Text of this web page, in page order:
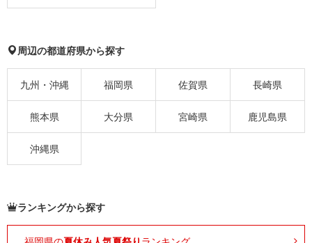
周辺の都道府県から探す
九州・沖縄 福岡県 佐賀県 長崎県
熊本県 大分県 宮崎県 鹿児島県
沖縄県
ランキングから探す